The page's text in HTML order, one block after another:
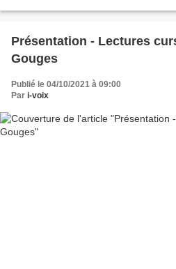
Présentation - Lectures
Gouges
Publié le 04/10/2021 à 09:00
Par i-voix